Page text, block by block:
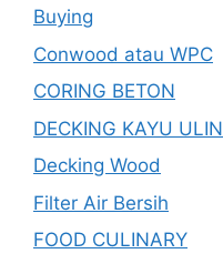
Buying
Conwood atau WPC
CORING BETON
DECKING KAYU ULIN
Decking Wood
Filter Air Bersih
FOOD CULINARY